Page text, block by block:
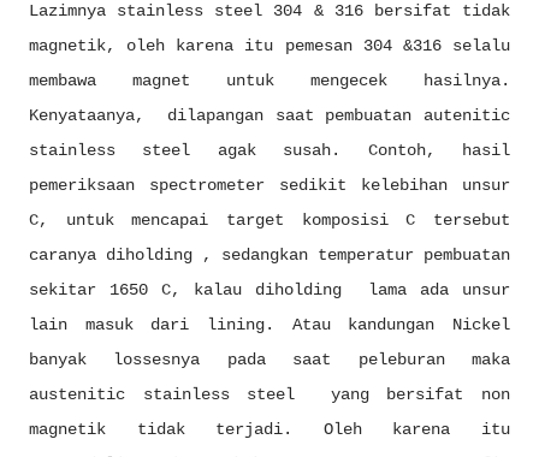
Lazimnya stainless steel 304 & 316 bersifat tidak
magnetik, oleh karena itu pemesan 304 &316 selalu
membawa magnet untuk mengecek hasilnya.
Kenyataanya, dilapangan saat pembuatan autenitic
stainless steel agak susah. Contoh, hasil
pemeriksaan spectrometer sedikit kelebihan unsur
C, untuk mencapai target komposisi C tersebut
caranya diholding , sedangkan temperatur pembuatan
sekitar 1650 C, kalau diholding lama ada unsur
lain masuk dari lining. Atau kandungan Nickel
banyak lossesnya pada saat peleburan maka
austenitic stainless steel yang bersifat non
magnetik tidak terjadi. Oleh karena itu